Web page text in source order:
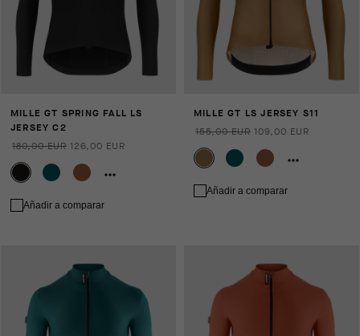
MILLE GT SPRING FALL LS
JERSEY C2
180,00 EUR 126,00 EUR
Añadir a comparar
MILLE GT LS JERSEY S11
155,00 EUR 109,00 EUR
Añadir a comparar